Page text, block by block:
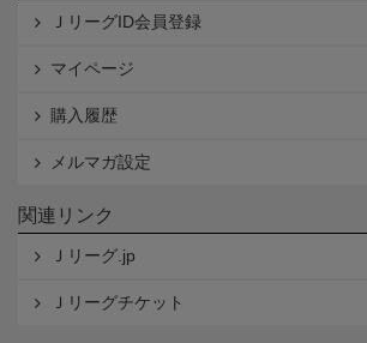
ＪリーグID会員登録
マイページ
購入履歴
メルマガ設定
関連リンク
Ｊリーグ.jp
Ｊリーグチケット